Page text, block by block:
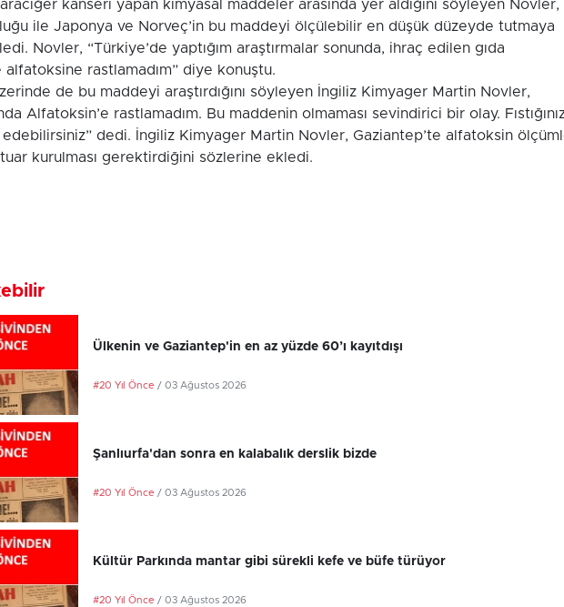
kanseri yapan kimyasal maddeler arasında yer aldığını söyleyen Novler,
ile Japonya ve Norveç’in bu maddeyi ölçülebilir en düşük düzeyde tutmaya
Novler, “Türkiye’de yaptığım araştırmalar sonunda, ihraç edilen gıda
rastlamadım” diye konuştu.
de bu maddeyi araştırdığını söyleyen İngiliz Kimyager Martin Novler,
Alfatoksin’e rastlamadım. Bu maddenin olmaması sevindirici bir olay.
dedi. İngiliz Kimyager Martin Novler, Gaziantep’te alfatoksin
kurulması gerektirdiğini sözlerine ekledi.
Ülkenin ve Gaziantep'in en az yüzde 60’ı kayıtdışı
#20 Yıl Önce / 03 Ağustos 2026
Şanlıurfa'dan sonra en kalabalık derslik bizde
#20 Yıl Önce / 03 Ağustos 2026
Kültür Parkında mantar gibi sürekli kefe ve büfe türüyor
#20 Yıl Önce / 03 Ağustos 2026